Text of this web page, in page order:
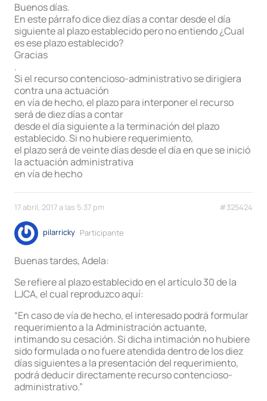
Buenos días.
En este párrafo dice diez días a contar desde el día
siguiente al plazo establecido pero no entiendo ¿Cual
es ese plazo establecido?
Gracias
.
Si el recurso contencioso-administrativo se dirigiera
contra una actuación
en vía de hecho, el plazo para interponer el recurso
será de diez días a contar
desde el día siguiente a la terminación del plazo
establecido. Si no hubiere requerimiento,
el plazo será de veinte días desde el día en que se inició
la actuación administrativa
en vía de hecho
17 abril, 2017 a las 5:37 pm #325424
pilarricky Participante
Buenas tardes, Adela:
Se refiere al plazo establecido en el artículo 30 de la
LJCA, el cual reproduzco aquí:
“En caso de vía de hecho, el interesado podrá formular
requerimiento a la Administración actuante,
intimando su cesación. Si dicha intimación no hubiere
sido formulada o no fuere atendida dentro de los diez
días siguientes a la presentación del requerimiento,
podrá deducir directamente recurso contencioso-
administrativo.”